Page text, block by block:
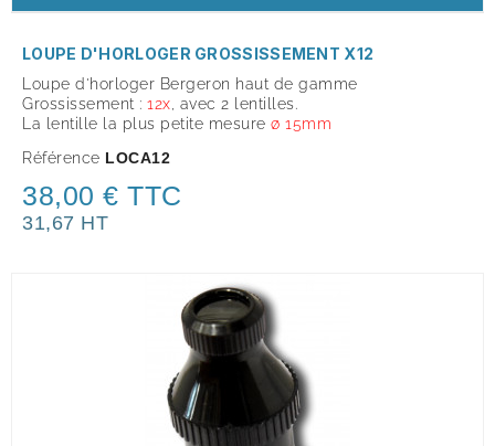
LOUPE D'HORLOGER GROSSISSEMENT X12
Loupe d'horloger Bergeron haut de gamme
Grossissement : 12x, avec 2 lentilles.
La lentille la plus petite mesure ø 15mm
Référence LOCA12
38,00 € TTC
31,67 HT